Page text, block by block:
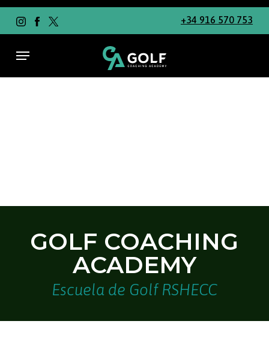
Skip
main
+34 916 570 753
Menu
GOLF COACHING
ACADEMY
Escuela de Golf RSHECC